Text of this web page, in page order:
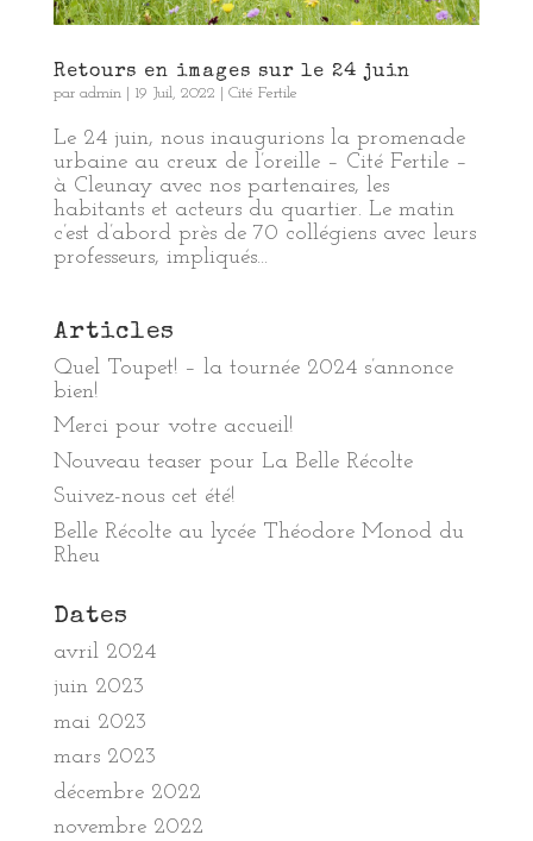
Retours en images sur le 24 juin
par admin| 19 Juil, 2022 Cité Fertile
Le 24 juin, nous inaugurions la promenade
urbaine au creux de l’oreille – Cité Fertile –
à Cleunay avec nos partenaires, les
habitants et acteurs du quartier. Le matin
c’est d’abord près de 70 collégiens avec leurs
professeurs, impliqués...
Articles
Quel Toupet! – la tournée 2024 s’annonce
bien!
Merci pour votre accueil!
Nouveau teaser pour La Belle Récolte
Suivez-nous cet été!
Belle Récolte au lycée Théodore Monod du
Rheu
Dates
avril 2024
juin 2023
mai 2023
mars 2023
décembre 2022
novembre 2022